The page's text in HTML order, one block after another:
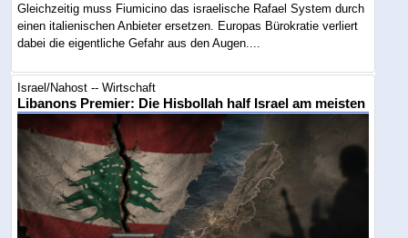
Gleichzeitig muss Fiumicino das israelische Rafael System durch
einen italienischen Anbieter ersetzen. Europas Bürokratie verliert
dabei die eigentliche Gefahr aus den Augen....
Israel/Nahost -- Wirtschaft
Libanons Premier: Die Hisbollah half Israel am meisten